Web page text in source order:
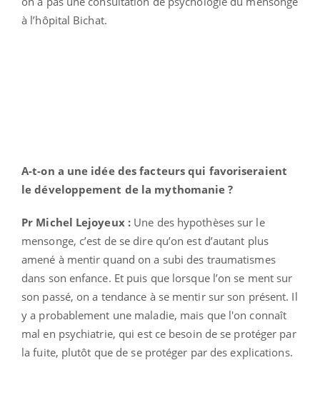
à l’hôpital Bichat.
A-t-on a une idée des facteurs qui favoriseraient
le développement de la mythomanie ?
Pr Michel Lejoyeux : Une des hypothèses sur le
mensonge, c’est de se dire qu’on est d’autant plus
amené à mentir quand on a subi des traumatismes
dans son enfance. Et puis que lorsque l’on se ment sur
son passé, on a tendance à se mentir sur son présent. Il
y a probablement une maladie, mais que l'on connaît
mal en psychiatrie, qui est ce besoin de se protéger par
la fuite, plutôt que de se protéger par des explications.